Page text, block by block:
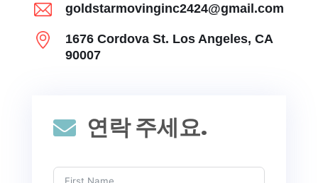
 연락 주세요.
goldstarmovinginc2424@gmail.com
1676 Cordova St. Los Angeles, CA
90007